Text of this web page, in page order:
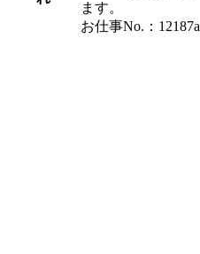
ます。
お仕事No.：12187a